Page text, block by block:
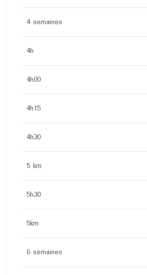
4 semaines
4h
4h00
4h15
4h30
5 km
5h30
5km
6 semaines